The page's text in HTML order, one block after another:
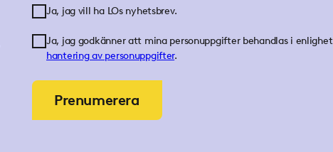
Ja, jag vill ha LOs nyhetsbrev.
Ja, jag godkänner att mina personuppgifter behandlas i
hantering av personuppgifter.
Prenumerera